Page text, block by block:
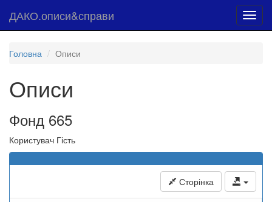
ДАКО.описи&справи
Головна Описи
Описи
Фонд 665
Користувач Гість
Сторінка